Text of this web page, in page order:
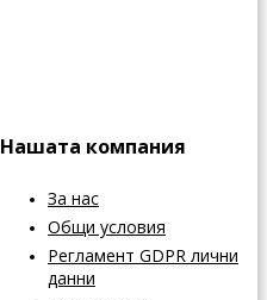
Нашата компания
За нас
Общи условия
Регламент GDPR лични
данни